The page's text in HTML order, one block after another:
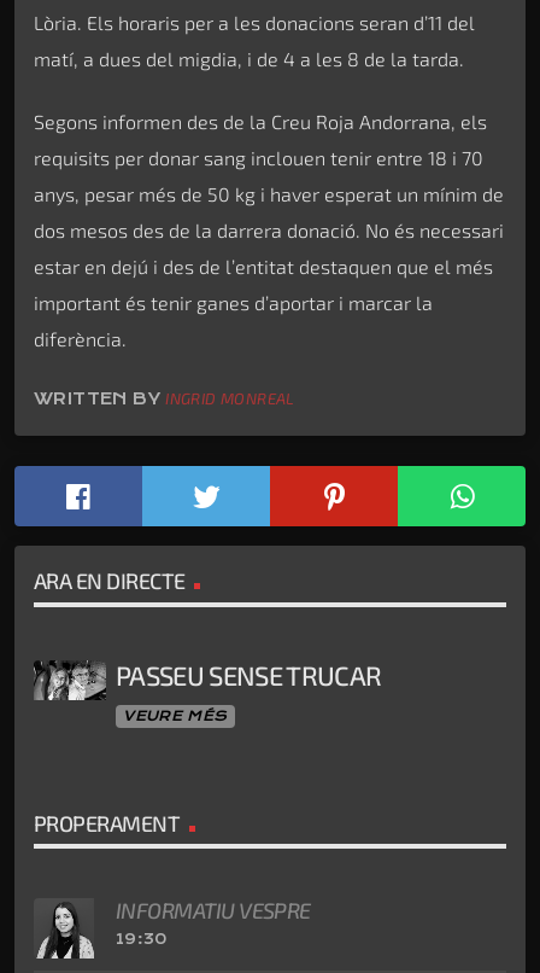
Lòria. Els horaris per a les donacions seran d’11 del
matí, a dues del migdia, i de 4 a les 8 de la tarda.
Segons informen des de la Creu Roja Andorrana, els
requisits per donar sang inclouen tenir entre 18 i 70
anys, pesar més de 50 kg i haver esperat un mínim de
dos mesos des de la darrera donació. No és necessari
estar en dejú i des de l’entitat destaquen que el més
important és tenir ganes d’aportar i marcar la
diferència.
WRITTEN BYINGRID MONREAL
ARA EN DIRECTE
PASSEU SENSE TRUCAR
VEURE MÉS
PROPERAMENT
INFORMATIU VESPRE
19:30